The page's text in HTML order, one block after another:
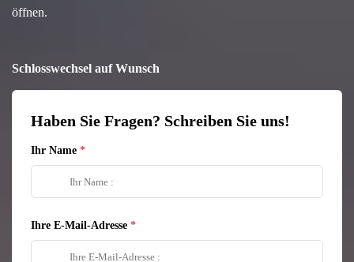
öffnen.
Schlosswechsel auf Wunsch
Haben Sie Fragen? Schreiben Sie uns!
Ihr Name
Ihre E-Mail-Adresse